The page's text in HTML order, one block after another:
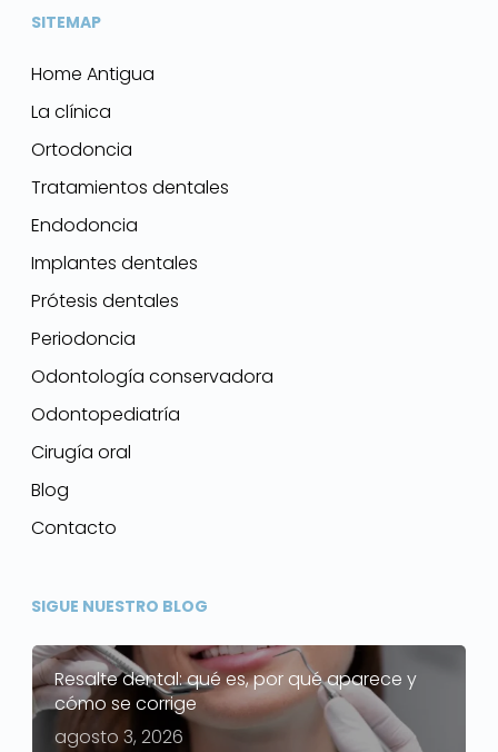
SITEMAP
Home Antigua
La clínica
Ortodoncia
Tratamientos dentales
Endodoncia
Implantes dentales
Prótesis dentales
Periodoncia
Odontología conservadora
Odontopediatría
Cirugía oral
Blog
Contacto
SIGUE NUESTRO BLOG
Resalte dental: qué es, por qué aparece y
cómo se corrige
agosto 3, 2026